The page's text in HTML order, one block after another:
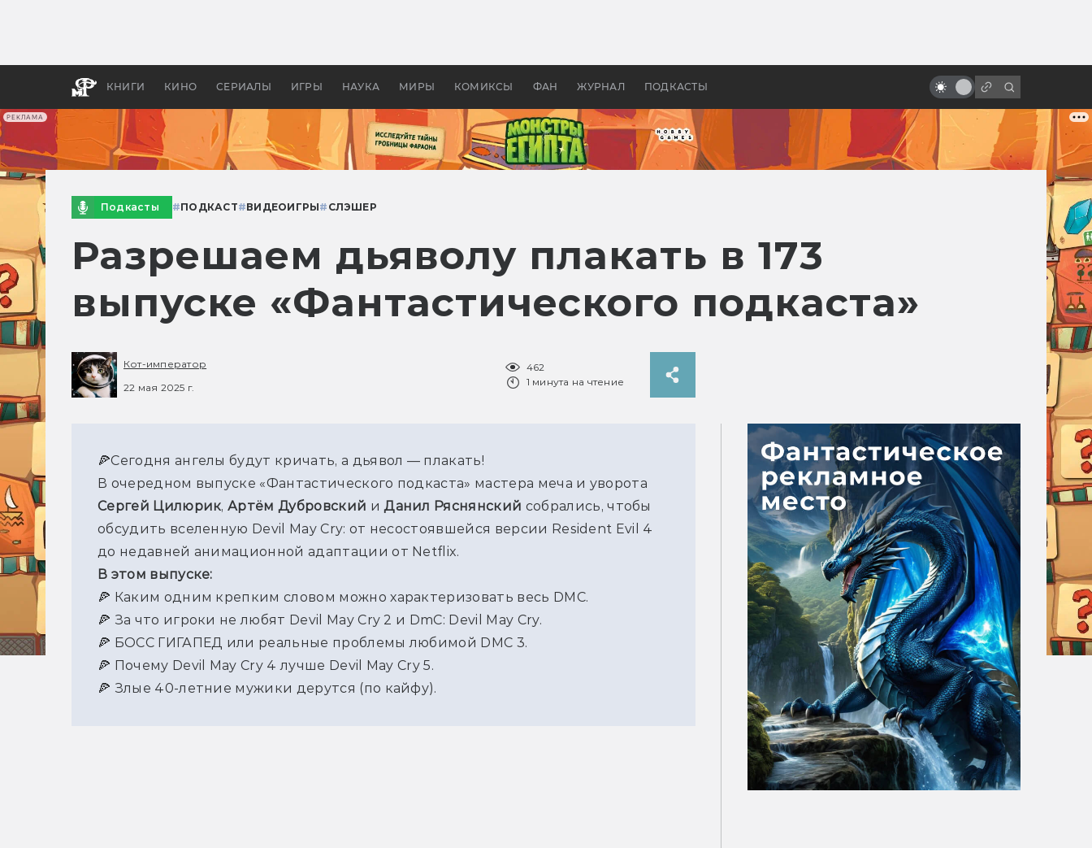
РЕКЛАМА
КНИГИ КИНО СЕРИАЛЫ ИГРЫ НАУКА МИРЫ КОМИКСЫ ФАН ЖУРНАЛ ПОДКАСТЫ
апокалипсис, в России —
бы «Властелина колец»
хочу быть как Кристофер Ли
Подкасты #ПОДКАСТ#ВИДЕОИГРЫ# СЛЭШЕР
Разрешаем дьяволу плакать в 173
выпуске «Фантастического подкаста»
Кот-император
22 мая 2025 г.
462
1 минута на чтение
🍕Сегодня ангелы будут кричать, а дьявол — плакать!
Сергей Цилюрик, Артём Дубровский и Данил Ряснянский собрались, чтобы
обсудить вселенную Devil May Cry: от несостоявшейся версии Resident Evil 4
до недавней анимационной адаптации от Netflix.
В этом выпуске:
🍕 Каким одним крепким словом можно характеризовать весь DMC.
🍕 За что игроки не любят Devil May Cry 2 и DmC: Devil May Cry.
🍕 БОСС ГИГАПЕД или реальные проблемы любимой DMC 3.
🍕 Почему Devil May Cry 4 лучше Devil May Cry 5.
🍕 Злые 40-летние мужики дерутся (по кайфу).